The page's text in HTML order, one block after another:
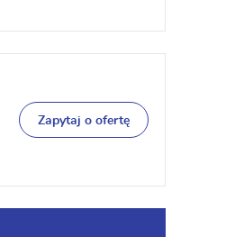
Zapytaj o ofertę